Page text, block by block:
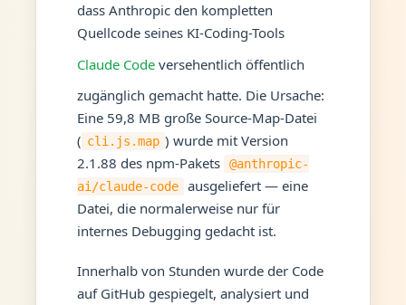
dass Anthropic den kompletten
Quellcode seines KI-Coding-Tools
Claude Codeversehentlich öffentlich
zugänglich gemacht hatte. Die Ursache:
Eine 59,8 MB große Source-Map-Datei
( cli.js.map ) wurde mit Version
2.1.88 des npm-Pakets
@anthropic-
ai/claude-code
ausgeliefert — eine
Datei, die normalerweise nur für
internes Debugging gedacht ist.
Innerhalb von Stunden wurde der Code
auf GitHub gespiegelt, analysiert und